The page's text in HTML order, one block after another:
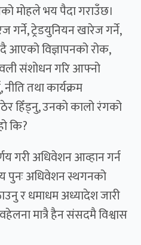
मोहले भय पैदा गराउँछ।
ट्रेडयुनियन खारेज गर्ने,
आएको विज्ञापनको रोक,
संशोधन गरि आफ्नो
तथा कार्यक्रम
उठेर हिँड्नु, उनकाे कालो रंगको
कि?
गरी अधिवेशन आव्हान गर्न
पुनः अधिवेशन स्थगनको
र धमाधम अध्यादेश जारी
मात्रै हैन संसदमै विश्वास